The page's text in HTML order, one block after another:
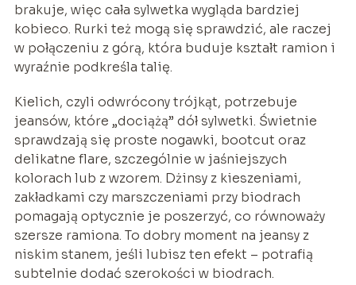
brakuje, więc cała sylwetka wygląda bardziej
kobieco. Rurki też mogą się sprawdzić, ale raczej
w połączeniu z górą, która buduje kształt ramion i
wyraźnie podkreśla talię.
Kielich, czyli odwrócony trójkąt, potrzebuje
jeansów, które „dociążą” dół sylwetki. Świetnie
sprawdzają się proste nogawki, bootcut oraz
delikatne flare, szczególnie w jaśniejszych
kolorach lub z wzorem. Dżinsy z kieszeniami,
zakładkami czy marszczeniami przy biodrach
pomagają optycznie je poszerzyć, co równoważy
szersze ramiona. To dobry moment na jeansy z
niskim stanem, jeśli lubisz ten efekt – potrafią
subtelnie dodać szerokości w biodrach.